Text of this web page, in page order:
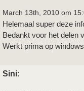
March 13th, 2010 om
Helemaal super deze
Bedankt voor het delen
Werkt prima op
Sini: